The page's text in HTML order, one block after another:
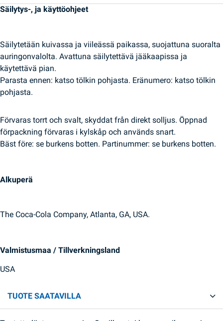
Säilytys-, ja käyttöohjeet
Säilytetään kuivassa ja viileässä paikassa, suojattuna suoralta
auringonvalolta. Avattuna säilytettävä jääkaapissa ja
käytettävä pian.
Parasta ennen: katso tölkin pohjasta. Eränumero: katso tölkin
pohjasta.
Förvaras torrt och svalt, skyddat från direkt solljus. Öppnad
förpackning förvaras i kylskåp och används snart.
Bäst före: se burkens botten. Partinummer: se burkens botten.
Alkuperä
The Coca-Cola Company, Atlanta, GA, USA.
Valmistusmaa / Tillverkningsland
USA
TUOTE SAATAVILLA